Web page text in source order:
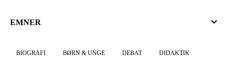
EMNER
BIOGRAFI BØRN & UNGE DEBAT DIDAKTIK